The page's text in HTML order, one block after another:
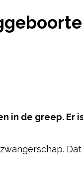
in de greep. Er